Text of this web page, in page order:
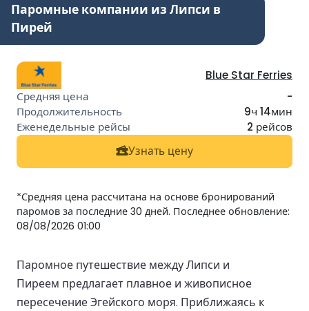
Паромные компании из Липси в
Пирей
Blue Star Ferries
-
9ч 14мин
2 рейсов
Узнать цену
*Средняя цена рассчитана на основе бронирований
паромов за последние 30 дней. Последнее обновление:
08/08/2026 01:00
Паромное путешествие между Липси и
Пиреем предлагает плавное и живописное
пересечение Эгейского моря. Приближаясь к